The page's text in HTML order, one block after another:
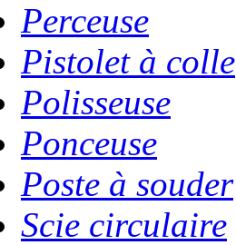
Perceuse
Pistolet à colle
Polisseuse
Ponceuse
Poste à souder
Scie circulaire